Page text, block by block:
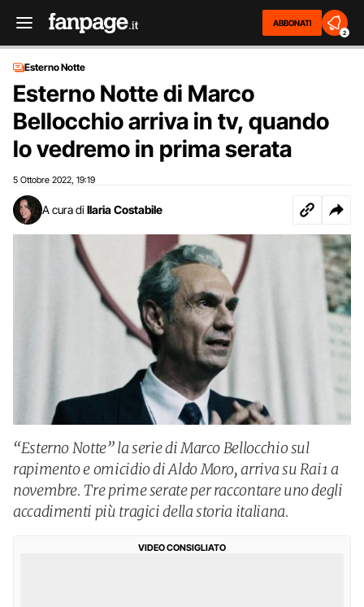
ABBONATI
2
Esterno Notte
Esterno Notte di Marco
Bellocchio arriva in tv, quando
lo vedremo in prima serata
5 Ottobre 2022 19:19
A cura di Ilaria Costabile
“Esterno Notte” la serie di Marco Bellocchio sul
rapimento e omicidio di Aldo Moro, arriva su Rai1 a
novembre. Tre prime serate per raccontare uno degli
accadimenti più tragici della storia italiana.
VIDEO CONSIGLIATO